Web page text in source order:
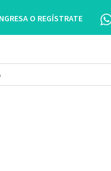
O REGÍSTRATE